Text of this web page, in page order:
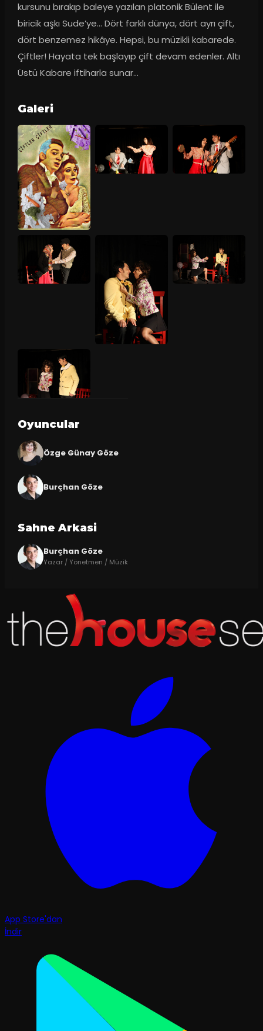
kursunu bırakıp baleye yazılan platonik Bülent ile
biricik aşkı Sude’ye… Dört farklı dünya, dört ayrı çift,
dört benzemez hikâye. Hepsi, bu müzikli kabarede.
Çiftler! Hayata tek başlayıp çift devam edenler. Altı
Üstü Kabare iftiharla sunar…
Galeri
Oyuncular
Özge Günay Göze
Burçhan Göze
Sahne Arkasi
Burçhan Göze
Yazar / Yönetmen / Müzik
App Store'dan
İndir